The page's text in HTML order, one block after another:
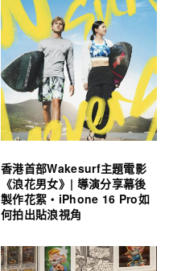
香港首部Wakesurf主題電影
《浪花男女》| 導演分享幕後
製作花絮・iPhone 16 Pro如
何拍出貼浪視角